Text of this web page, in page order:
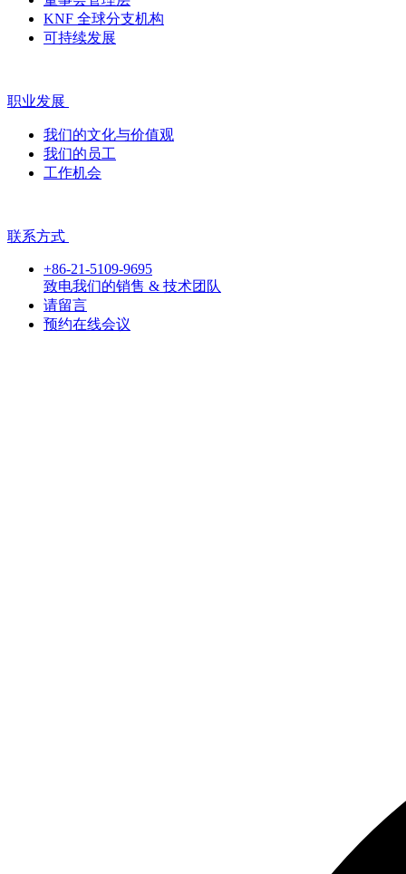
KNF 全球分支机构
可持续发展
职业发展
我们的文化与价值观
我们的员工
工作机会
联系方式
+86-21-5109-9695
致电我们的销售 & 技术团队
请留言
预约在线会议